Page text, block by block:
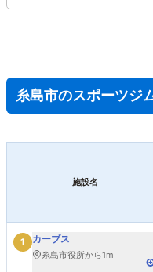
糸島市のスポーツジ
施設名
1 カーブス
糸島市役所から1m